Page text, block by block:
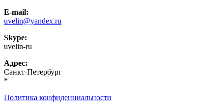
E-mail:
uvelin@yandex.ru
Skype:
uvelin-ru
Адрес:
Санкт-Петербург
*
Политика конфиденциальности